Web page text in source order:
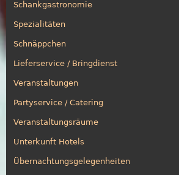
Schankgastronomie
Spezialitäten
Schnäppchen
Lieferservice / Bringdienst
Veranstaltungen
Partyservice / Catering
Veranstaltungsräume
Unterkunft Hotels
Übernachtungsgelegenheiten